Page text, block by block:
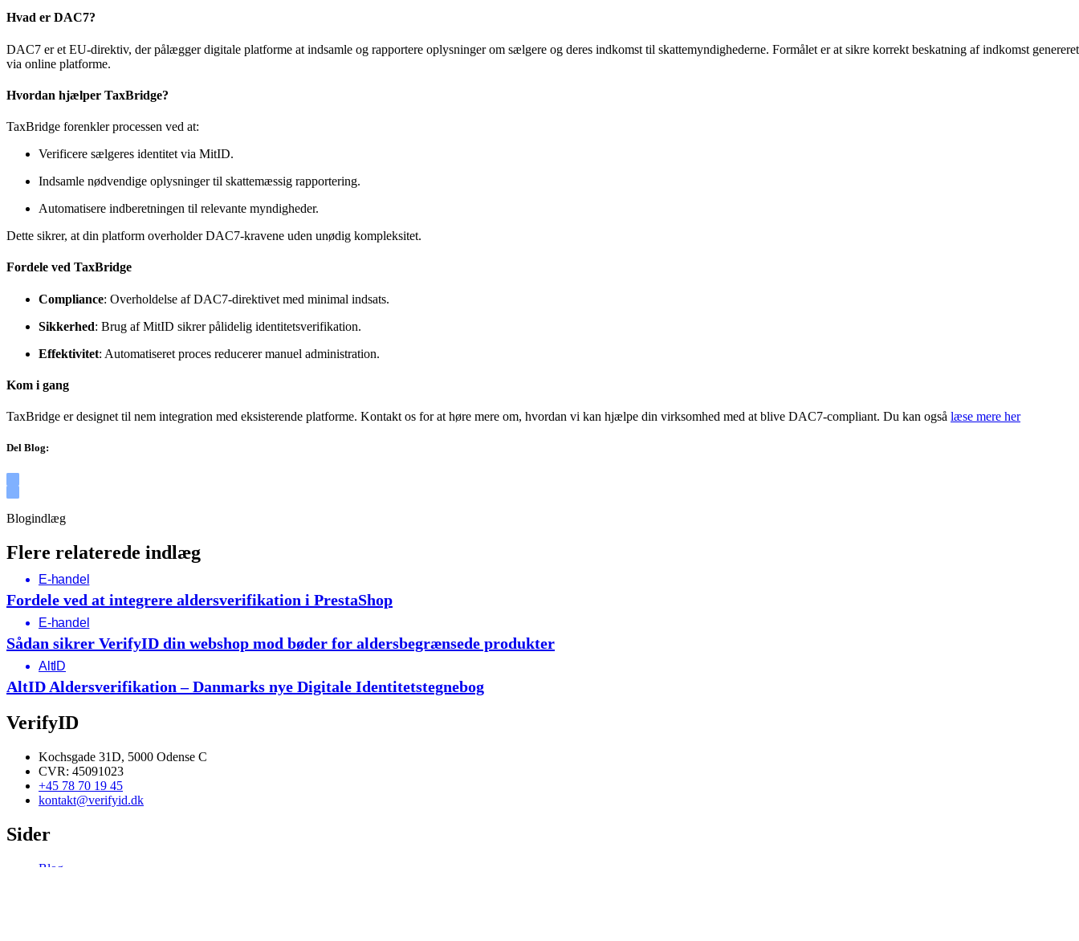
Hvad er DAC7?
DAC7 er et EU-direktiv, der pålægger digitale platforme at indsamle og rapportere oplysninger om sælgere og deres indkomst til skattemyndighederne. Formålet er at sikre korrekt beskatning af indkomst genereret
via online platforme.
Hvordan hjælper TaxBridge?
TaxBridge forenkler processen ved at:
Verificere sælgeres identitet via MitID.
Indsamle nødvendige oplysninger til skattemæssig rapportering.
Automatisere indberetningen til relevante myndigheder.
Dette sikrer, at din platform overholder DAC7-kravene uden unødig kompleksitet.
Fordele ved TaxBridge
Compliance: Overholdelse af DAC7-direktivet med minimal indsats.
Sikkerhed: Brug af MitID sikrer pålidelig identitetsverifikation.
Effektivitet: Automatiseret proces reducerer manuel administration.
Kom i gang
TaxBridge er designet til nem integration med eksisterende platforme. Kontakt os for at høre mere om, hvordan vi kan hjælpe din virksomhed med at blive DAC7-compliant. Du kan også læse mere her
Del Blog:
Blogindlæg
Flere relaterede indlæg
E-handel
Fordele ved at integrere aldersverifikation i PrestaShop
E-handel
Sådan sikrer VerifyID din webshop mod bøder for aldersbegrænsede produkter
AltID
AltID Aldersverifikation – Danmarks nye Digitale Identitetstegnebog
VerifyID
Kochsgade 31D, 5000 Odense C
CVR: 45091023
+45 78 70 19 45
kontakt@verifyid.dk
Sider
Blog